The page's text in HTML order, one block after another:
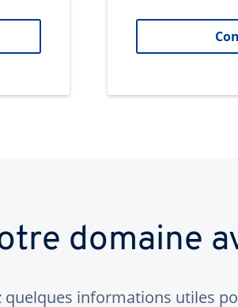
domaine
quelques informations utiles